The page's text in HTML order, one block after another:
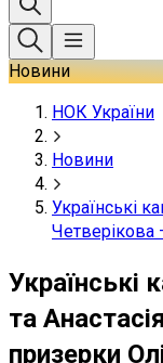
Новини
НОК України
Новини
Українські
Четверікова
Українські
та
призерки